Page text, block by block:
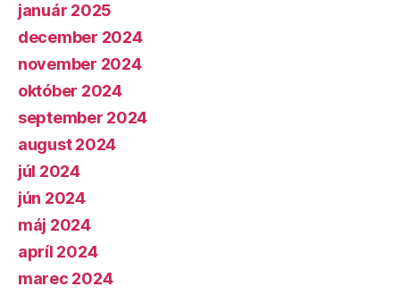
január 2025
december 2024
november 2024
október 2024
september 2024
august 2024
júl 2024
jún 2024
máj 2024
apríl 2024
marec 2024